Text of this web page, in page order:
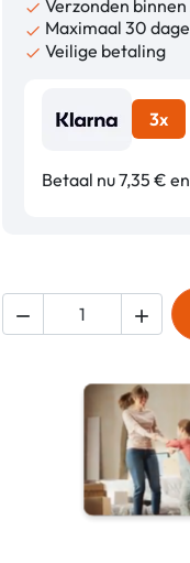
 Verzonden
 Maximaal 30
 Veilige betaling
3x
Betaal nu 7,35 €
 